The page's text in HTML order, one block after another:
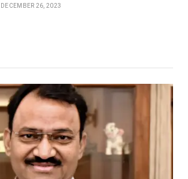
DECEMBER 26, 2023